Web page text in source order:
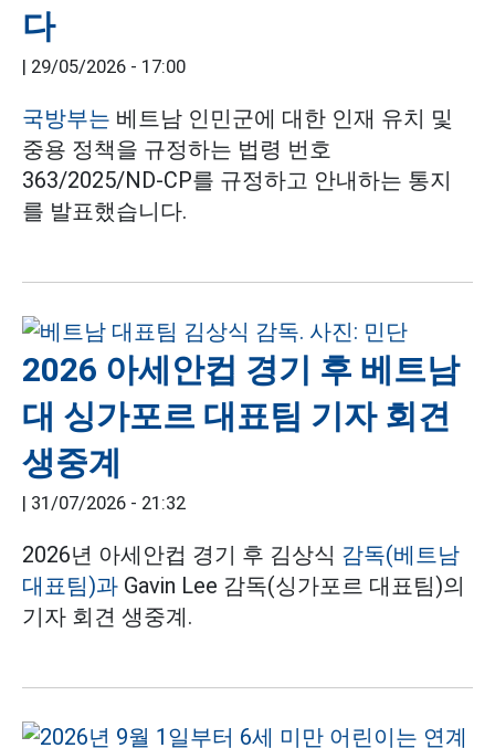
다
| 29/05/2026 - 17:00
국방부는 베트남 인민군에 대한 인재 유치 및
중용 정책을 규정하는 법령 번호
363/2025/ND-CP를 규정하고 안내하는 통지
를 발표했습니다.
2026 아세안컵 경기 후 베트남
대 싱가포르 대표팀 기자 회견
생중계
| 31/07/2026 - 21:32
2026년 아세안컵 경기 후 김상식 감독(베트남
대표팀)과 Gavin Lee 감독(싱가포르 대표팀)의
기자 회견 생중계.